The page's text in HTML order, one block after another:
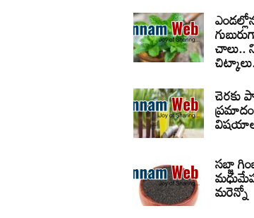
చాలు..
చెరకు
సబ్జా
మరెన్నో